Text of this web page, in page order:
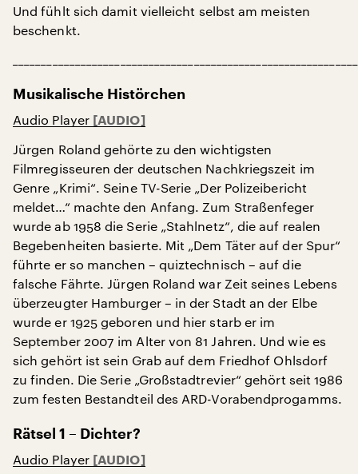
Und fühlt sich damit vielleicht selbst am meisten
beschenkt.
Musikalische Histörchen
Audio Player
Jürgen Roland gehörte zu den wichtigsten
Filmregisseuren der deutschen Nachkriegszeit im
Genre „Krimi“. Seine TV-Serie „Der Polizeibericht
meldet…“ machte den Anfang. Zum Straßenfeger
wurde ab 1958 die Serie „Stahlnetz“, die auf realen
Begebenheiten basierte. Mit „Dem Täter auf der Spur“
führte er so manchen – quiztechnisch – auf die
falsche Fährte. Jürgen Roland war Zeit seines Lebens
überzeugter Hamburger – in der Stadt an der Elbe
wurde er 1925 geboren und hier starb er im
September 2007 im Alter von 81 Jahren. Und wie es
sich gehört ist sein Grab auf dem Friedhof Ohlsdorf
zu finden. Die Serie „Großstadtrevier“ gehört seit 1986
zum festen Bestandteil des ARD-Vorabendprogamms.
Rätsel 1 – Dichter?
Audio Player